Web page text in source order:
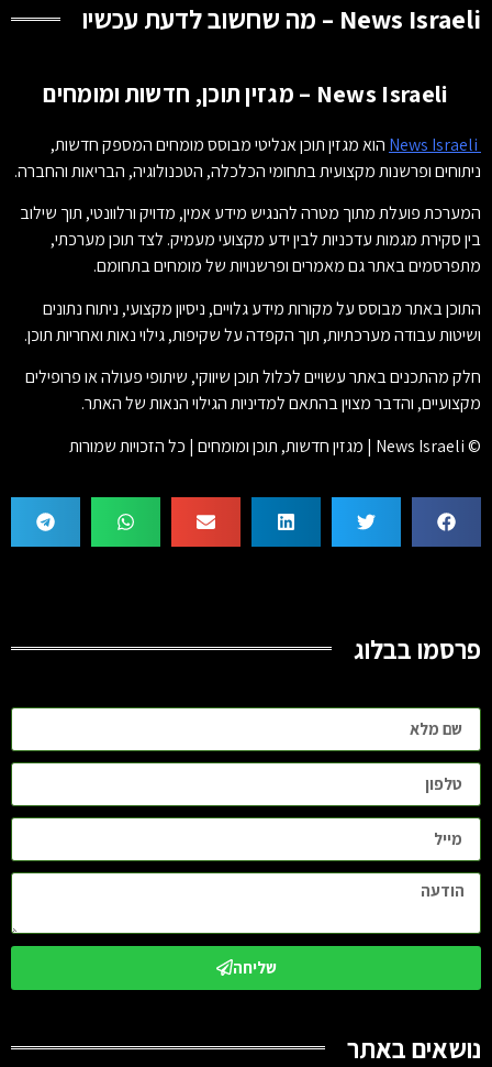
News Israeli – מה שחשוב לדעת עכשיו
News Israeli – מגזין תוכן, חדשות ומומחים
הוא מגזין תוכן אנליטי מבוסס מומחים המספק חדשות,
ניתוחים ופרשנות מקצועית בתחומי הכלכלה, הטכנולוגיה, הבריאות והחברה.
המערכת פועלת מתוך מטרה להנגיש מידע אמין, מדויק ורלוונטי, תוך שילוב
בין סקירת מגמות עדכניות לבין ידע מקצועי מעמיק. לצד תוכן מערכתי,
מתפרסמים באתר גם מאמרים ופרשנויות של מומחים בתחומם.
התוכן באתר מבוסס על מקורות מידע גלויים, ניסיון מקצועי, ניתוח נתונים
ושיטות עבודה מערכתיות, תוך הקפדה על שקיפות, גילוי נאות ואחריות תוכן.
חלק מהתכנים באתר עשויים לכלול תוכן שיווקי, שיתופי פעולה או פרופילים
מקצועיים, והדבר מצוין בהתאם למדיניות הגילוי הנאות של האתר.
© News Israeli | מגזין חדשות, תוכן ומומחים | כל הזכויות שמורות
פרסמו בבלוג
שליחה
נושאים באתר